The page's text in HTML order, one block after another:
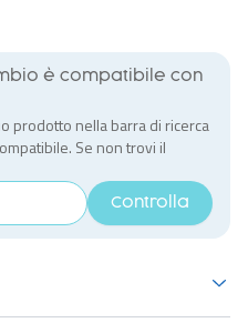
è compatibile con
prodotto nella barra di ricerca
Se non trovi il
Controlla